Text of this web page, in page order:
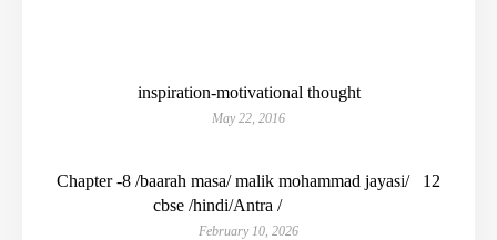
inspiration-motivational thought
May 22, 2016
Chapter -8 /baarah masa/ malik mohammad jayasi/ 12
cbse /hindi/Antra /
February 10, 2026